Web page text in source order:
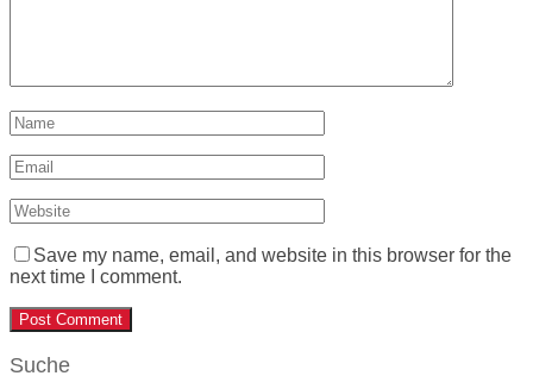
Save my name, email, and website in this browser for the
next time I comment.
Suche